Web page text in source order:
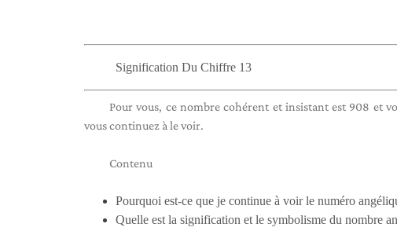
Signification Du Chiffre 13
Pour vous, ce nombre cohérent et insistant est 908 et
vous continuez à le voir.
Contenu
Pourquoi est-ce que je continue à voir le numéro
Quelle est la signification et le symbolisme du nombre